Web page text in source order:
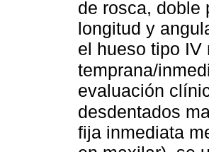
de rosca, doble
longitud y
el hueso tipo IV
temprana/
evaluación
desdentados
fija inmediata